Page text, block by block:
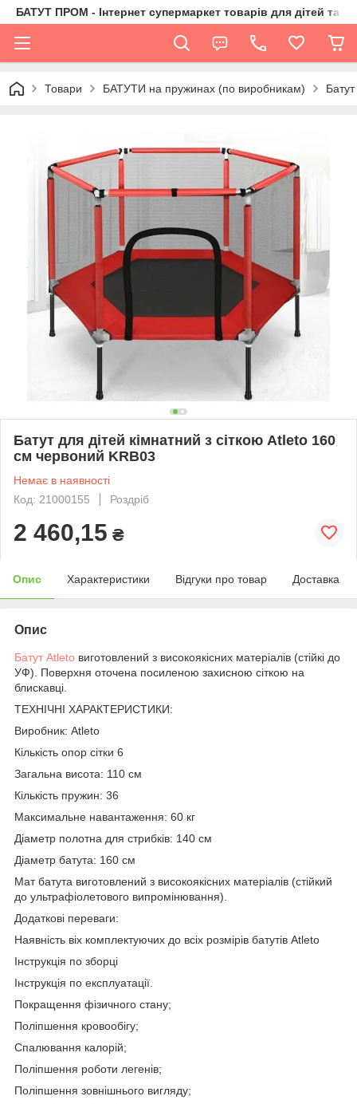
БАТУТ ПРОМ - Інтернет супермаркет товарів для дітей та їх
Товари БАТУТИ на пружинах (по виробникам)
Батут для дітей кімнатний з сіткою Atleto 160
см червоний KRB03
Немає в наявності
Код: 21000155
Роздріб
2 460,15 ₴
Опис Характеристики Відгуки про товар Доставка
Опис
Батут Atleto виготовлений з високоякісних матеріалів (стійкі до
УФ). Поверхня оточена посиленою захисною сіткою на
блискавці.
ТЕХНІЧНІ ХАРАКТЕРИСТИКИ:
Виробник: Atleto
Кількість опор сітки 6
Загальна висота: 110 см
Кількість пружин: 36
Максимальне навантаження: 60 кг
Діаметр полотна для стрибків: 140 см
Діаметр батута: 160 см
Мат батута виготовлений з високоякісних матеріалів (стійкий
до ультрафіолетового випромінювання).
Додаткові переваги:
Наявність віх комплектуючих до всіх розмірів батутів Atleto
Інструкція по зборці
Інструкція по експлуатації.
Покращення фізичного стану;
Поліпшення кровообігу;
Спалювання калорій;
Поліпшення роботи легенів;
Поліпшення зовнішнього вигляду;